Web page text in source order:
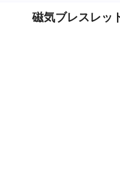
磁気ブレスレッ